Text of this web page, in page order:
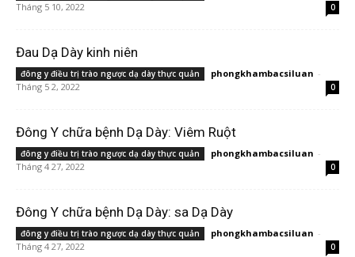
Tháng 5 10, 2022
0
Đau Dạ Dày kinh niên
đông y điều trị trào ngược dạ dày thực quản phongkhambacsiluan -
Tháng 5 2, 2022
0
Đông Y chữa bệnh Dạ Dày: Viêm Ruột
đông y điều trị trào ngược dạ dày thực quản phongkhambacsiluan -
Tháng 4 27, 2022
0
Đông Y chữa bệnh Dạ Dày: sa Dạ Dày
đông y điều trị trào ngược dạ dày thực quản phongkhambacsiluan -
Tháng 4 27, 2022
0